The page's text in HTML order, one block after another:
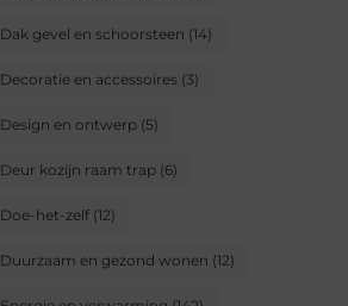
Dak gevel en schoorsteen (14)
Decoratie en accessoires (3)
Design en ontwerp (5)
Deur kozijn raam trap (6)
Doe-het-zelf (12)
Duurzaam en gezond wonen (12)